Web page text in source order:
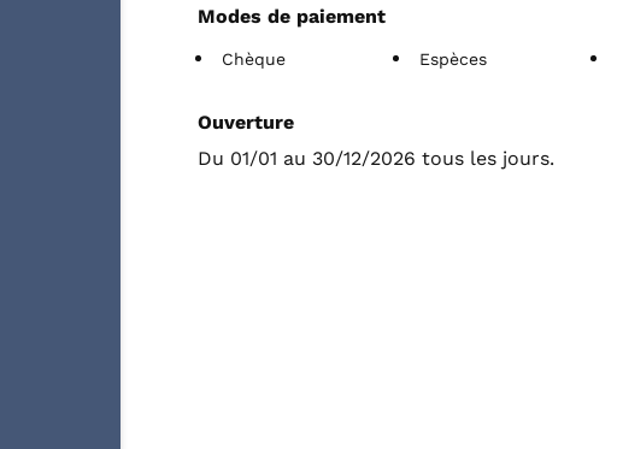
Modes de paiement
Chèque Espèces
Ouverture
Du 01/01 au 30/12/2026 tous les jours.